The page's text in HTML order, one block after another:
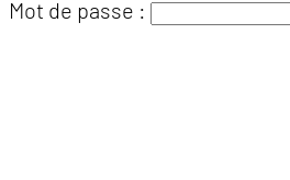
Mot de passe :